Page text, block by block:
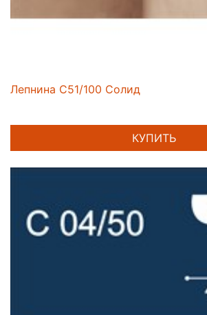
Лепнина C51/100 Солид
КУПИТЬ